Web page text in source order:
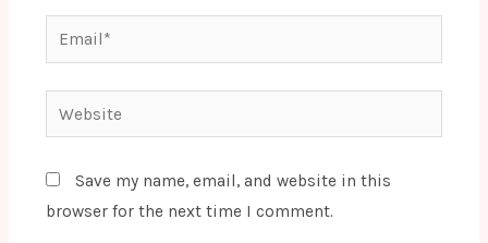
Email*
Website
Save my name, email, and website in this
browser for the next time I comment.